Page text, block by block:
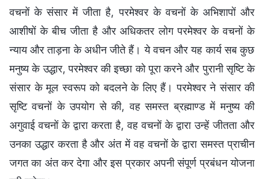
वचनों के संसार में जीता है, परमेश्वर के वचनों के अभिशापों और
आशीषों के बीच जीता है और अधिकतर लोग परमेश्वर के वचनों के
न्याय और ताड़ना के अधीन जीते हैं। ये वचन और यह कार्य सब कुछ
मनुष्य के उद्धार, परमेश्वर की इच्छा को पूरा करने और पुरानी सृष्टि के
संसार के मूल स्वरूप को बदलने के लिए हैं। परमेश्वर ने संसार की
सृष्टि वचनों के उपयोग से की, वह समस्त ब्रह्माण्ड में मनुष्य की
अगुवाई वचनों के द्वारा करता है, वह वचनों के द्वारा उन्हें जीतता और
उनका उद्धार करता है और अंत में वह वचनों के द्वारा समस्त प्राचीन
जगत का अंत कर देगा और इस प्रकार अपनी संपूर्ण प्रबंधन योजना